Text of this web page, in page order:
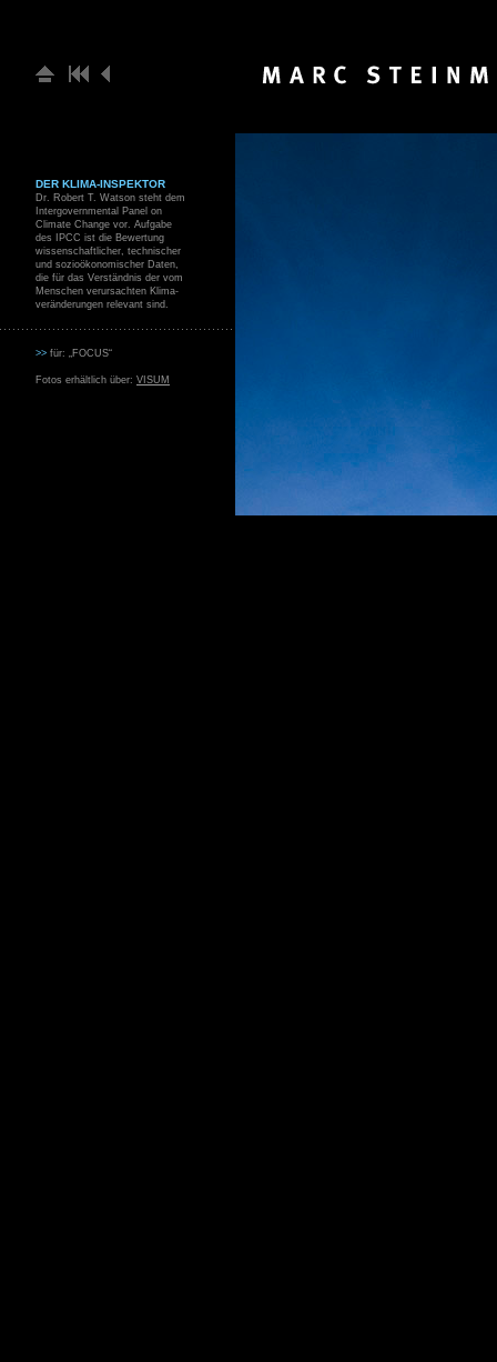
DER KLIMA-INSPEKTOR
Dr. Robert T. Watson steht dem
Intergovernmental Panel on
Climate Change vor. Aufgabe
des IPCC ist die Bewertung
wissenschaftlicher, technischer
und sozioökonomischer Daten,
die für das Verständnis der vom
Menschen verursachten Klima-
veränderungen relevant sind.
>> für: „FOCUS“
Fotos erhältlich über: VISUM